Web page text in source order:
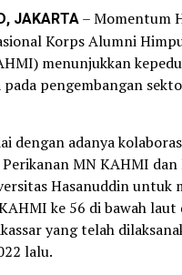
JAKARTA– Momentum
Korps Alumni
menunjukkan
pengembangan
dengan adanya
MN KAHMI dan
Hasanuddin untuk
ke 56 di bawah laut
yang telah
lalu.